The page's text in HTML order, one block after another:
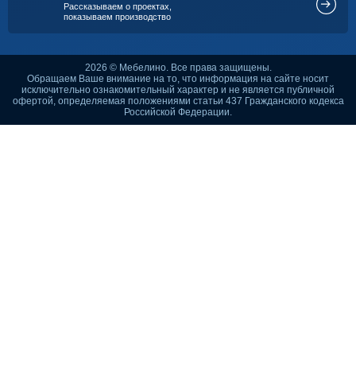
Рассказываем о проектах,
показываем производство
2026 © Мебелино. Все права защищены.
Обращаем Ваше внимание на то, что информация на сайте носит
исключительно ознакомительный характер и не является публичной
офертой, определяемая положениями статьи 437 Гражданского кодекса
Российской Федерации.